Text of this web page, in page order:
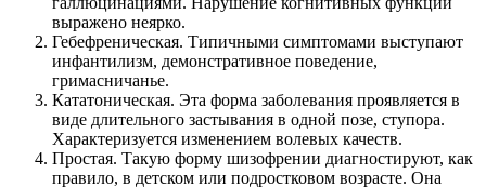
выражено неярко.
Гебефреническая. Типичными симптомами выступают
инфантилизм, демонстративное поведение,
гримасничанье.
Кататоническая. Эта форма заболевания проявляется в
виде длительного застывания в одной позе, ступора.
Характеризуется изменением волевых качеств.
Простая. Такую форму шизофрении диагностируют, как
правило, в детском или подростковом возрасте. Она